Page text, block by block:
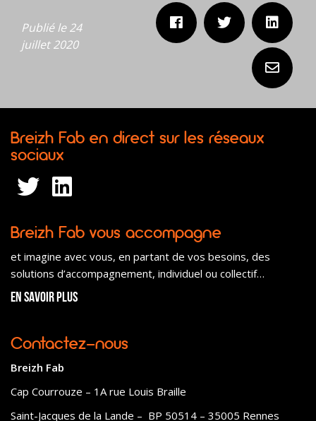
Publié le 24
juillet 2020
Breizh Fab vous accompagne
et imagine avec vous, en partant de vos besoins, des
solutions d’accompagnement, individuel ou collectif…
En savoir plus
Contactez-nous
Breizh Fab
Cap Courrouze – 1A rue Louis Braille
Saint-Jacques de la Lande – BP 50514 – 35005 Rennes
Breizh Fab en direct sur les réseaux
sociaux